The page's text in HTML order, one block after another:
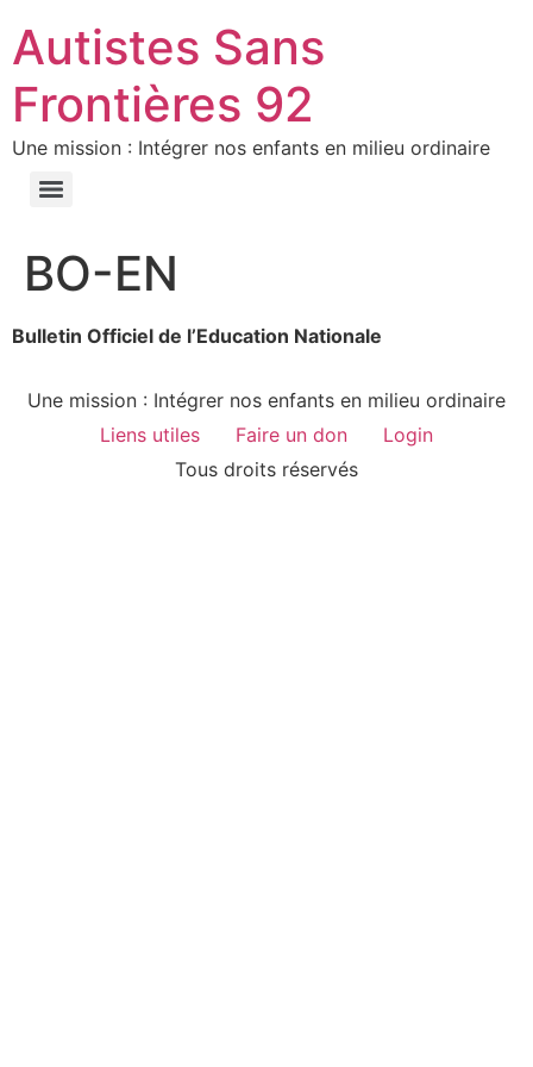
Autistes Sans
Frontières 92
Une mission : Intégrer nos enfants en milieu ordinaire
BO-EN
Bulletin Officiel de l’Education Nationale
Une mission : Intégrer nos enfants en milieu ordinaire
Liens utiles
Faire un don
Login
Tous droits réservés